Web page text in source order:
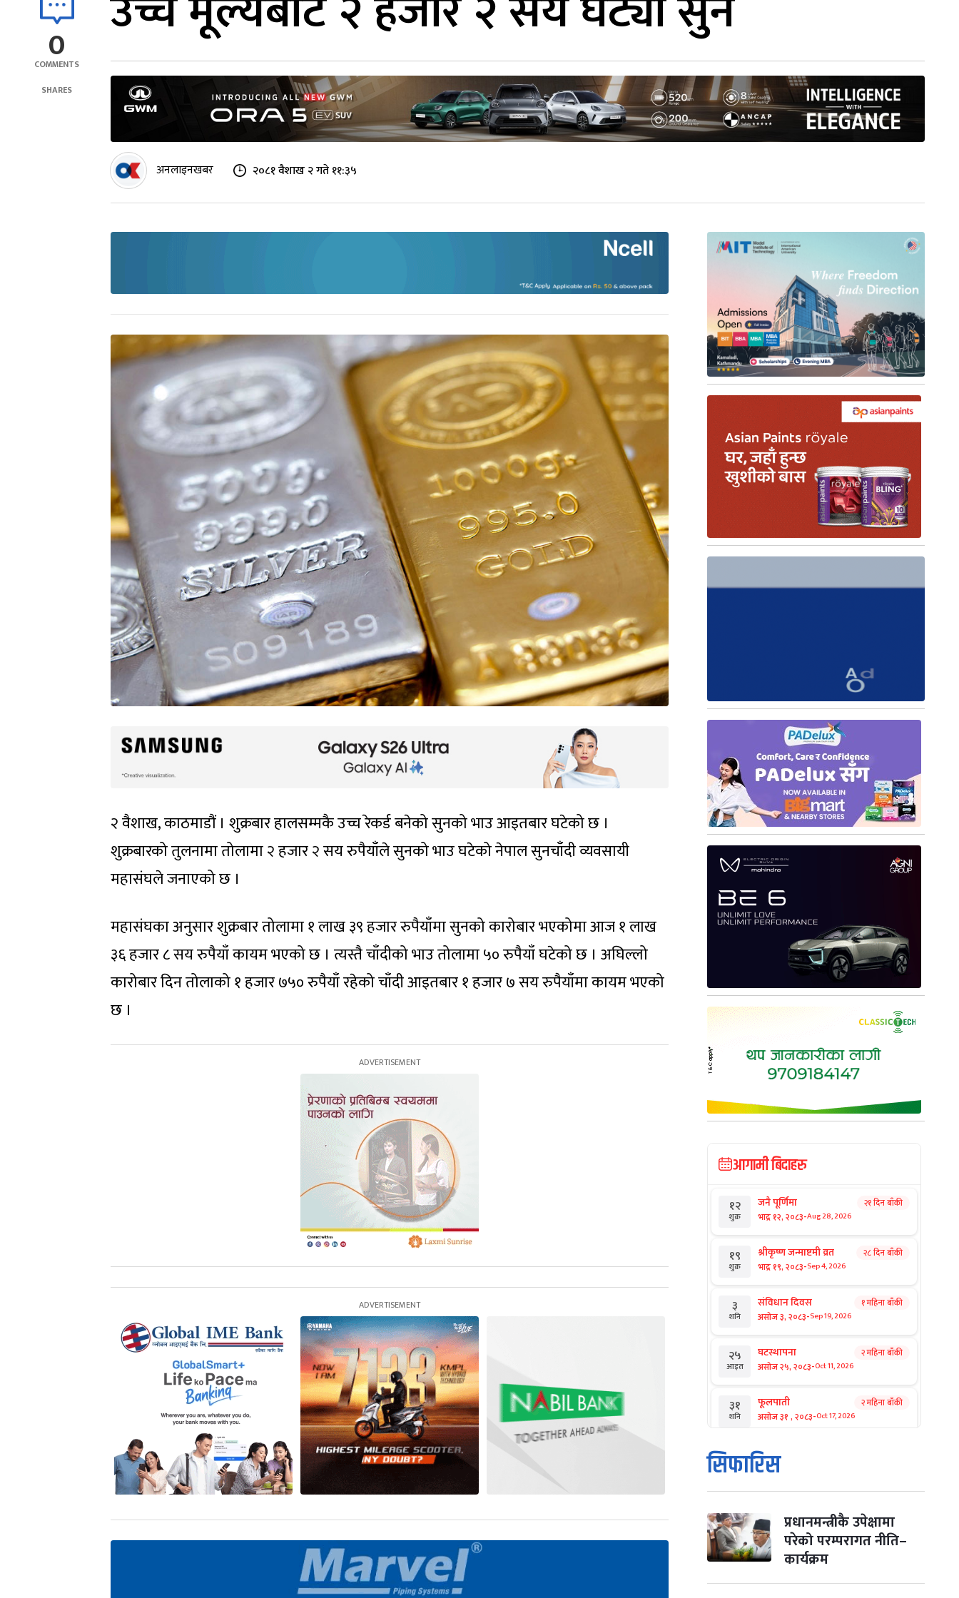
0
COMMENTS
SHARES
अनलाइनखबर २०८१ वैशाख २ गते ११:३५
२ वैशाख, काठमाडौं । शुक्रबार हालसम्मकै उच्च रेकर्ड बनेको सुनको भाउ आइतबार घटेको छ ।
शुक्रबारको तुलनामा तोलामा २ हजार २ सय रुपैयाँले सुनको भाउ घटेको नेपाल सुनचाँदी व्यवसायी
महासंघले जनाएको छ ।
महासंघका अनुसार शुक्रबार तोलामा १ लाख ३९ हजार रुपैयाँमा सुनको कारोबार भएकोमा आज १ लाख
३६ हजार ८ सय रुपैयाँ कायम भएको छ । त्यस्तै चाँदीको भाउ तोलामा ५० रुपैयाँ घटेको छ । अघिल्लो
कारोबार दिन तोलाको १ हजार ७५० रुपैयाँ रहेको चाँदी आइतबार १ हजार ७ सय रुपैयाँमा कायम भएको
छ ।
आगामी बिदाहरु
१२
शुक्र
जनै पूर्णिमा
भाद्र १२, २०८३-Aug 28, 2026
२१ दिन बाँकी
१९
शुक्र
श्रीकृष्ण जन्माष्टमी व्रत
भाद्र १९, २०८३-Sep 4, 2026
२८ दिन बाँकी
३
शनि
संविधान दिवस
असोज ३, २०८३-Sep 19, 2026
१ महिना बाँकी
२५
आइत
घटस्थापना
असोज २५, २०८३-Oct 11, 2026
२ महिना बाँकी
३१
शनि
फूलपाती
असोज ३१ , २०८३-Oct 17, 2026
२ महिना बाँकी
१
आइत
कार्तिक सङ्क्रान्ति
कार्तिक १, २०८३
मंगल कार्तिक ३, २०८३-Oct 20, 2026
४ विजयादशमी
कार्तिक ४, २०८३-Oct 21, 2026
सिफारिस
प्रधानमन्त्रीकै उपेक्षामा
परेको परम्परागत नीति–
कार्यक्रम